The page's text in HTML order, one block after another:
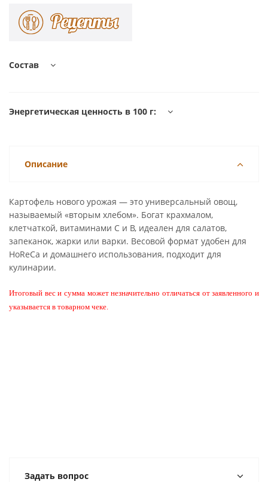
Состав
Энергетическая ценность в 100 г:
Описание
Картофель нового урожая — это универсальный овощ,
называемый «вторым хлебом». Богат крахмалом,
клетчаткой, витаминами С и В, идеален для салатов,
запеканок, жарки или варки. Весовой формат удобен для
HoReCa и домашнего использования, подходит для
кулинарии.
Итоговый вес и сумма может незначительно отличаться от заявленного и
указывается в товарном чеке.
Задать вопрос